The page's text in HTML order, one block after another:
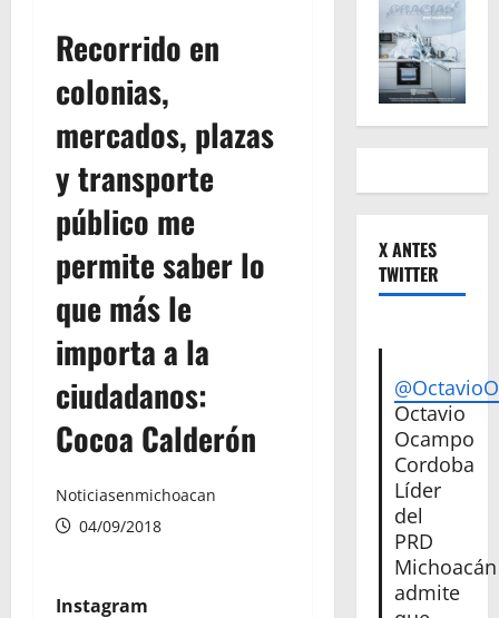
Recorrido en
colonias,
mercados, plazas
y transporte
público me
permite saber lo
que más le
importa a la
ciudadanos:
Cocoa Calderón
Noticiasenmichoacan
04/09/2018
Instagram
X ANTES
TWITTER
Octavio
Ocampo
Cordoba
Líder
del
PRD
Michoacán
admite